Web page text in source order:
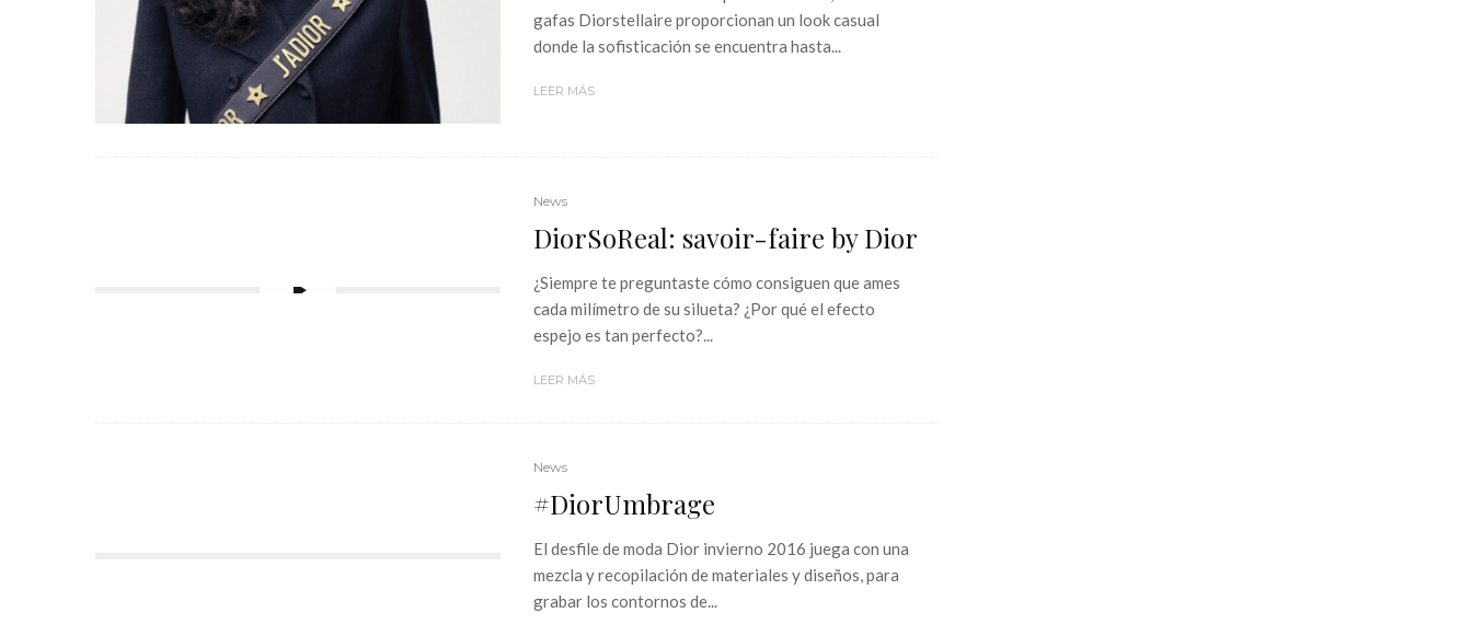
gafas Diorstellaire proporcionan un look casual
donde la sofisticación se encuentra hasta...
LEER MÁS
News
DiorSoReal: savoir-faire by Dior
¿Siempre te preguntaste cómo consiguen que ames
cada milímetro de su silueta? ¿Por qué el efecto
espejo es tan perfecto?...
LEER MÁS
News
#DiorUmbrage
El desfile de moda Dior invierno 2016 juega con una
mezcla y recopilación de materiales y diseños, para
grabar los contornos de...